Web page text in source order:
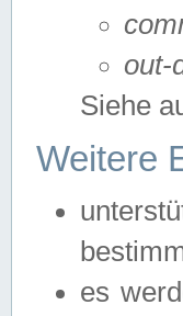
out-
Siehe
Weitere
es